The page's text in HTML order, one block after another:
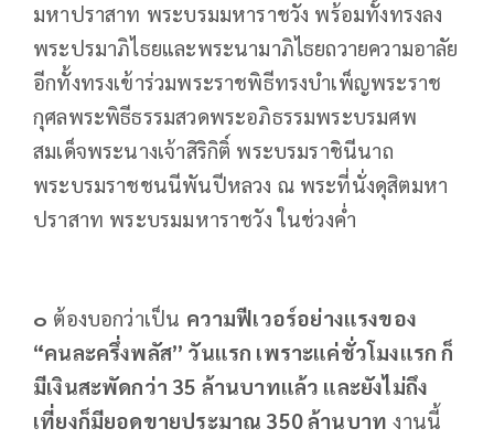
มหาปราสาท พระบรมมหาราชวัง พร้อมทั้งทรงลง
พระปรมาภิไธยและพระนามาภิไธยถวายความอาลัย
อีกทั้งทรงเข้าร่วมพระราชพิธีทรงบำเพ็ญพระราช
กุศลพระพิธีธรรมสวดพระอภิธรรมพระบรมศพ
สมเด็จพระนางเจ้าสิริกิติ์ พระบรมราชินีนาถ
พระบรมราชชนนีพันปีหลวง ณ พระที่นั่งดุสิตมหา
ปราสาท พระบรมมหาราชวัง ในช่วงค่ำ
๐ ต้องบอกว่าเป็น ความฟีเวอร์อย่างแรงของ
“คนละครึ่งพลัส” วันแรก เพราะแค่ชั่วโมงแรก ก็
มีเงินสะพัดกว่า 35 ล้านบาทแล้ว และยังไม่ถึง
เที่ยงก็มียอดขายประมาณ 350 ล้านบาท งานนี้